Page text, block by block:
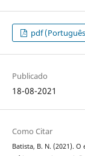
pdf
Publicado
18-08-2021
Como Citar
Batista, B. N. (2021).